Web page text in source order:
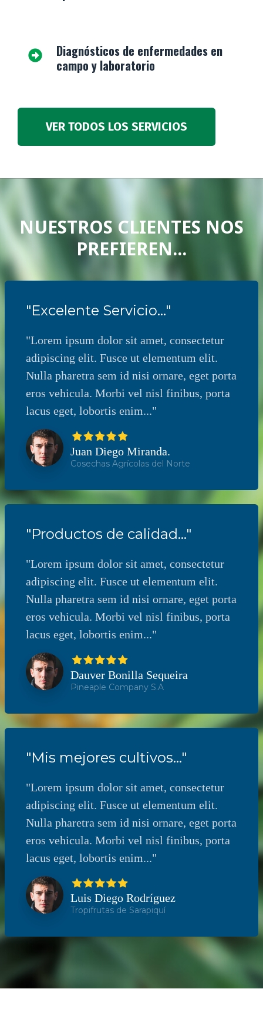
Diagnósticos de enfermedades en
campo y laboratorio
VER TODOS LOS SERVICIOS
NUESTROS CLIENTES NOS
PREFIEREN...
"Excelente Servicio..."
"Lorem ipsum dolor sit amet, consectetur
adipiscing elit. Fusce ut elementum elit.
Nulla pharetra sem id nisi ornare, eget porta
eros vehicula. Morbi vel nisl finibus, porta
lacus eget, lobortis enim..."
Juan Diego Miranda.
Cosechas Agrícolas del Norte
"Productos de calidad..."
"Lorem ipsum dolor sit amet, consectetur
adipiscing elit. Fusce ut elementum elit.
Nulla pharetra sem id nisi ornare, eget porta
eros vehicula. Morbi vel nisl finibus, porta
lacus eget, lobortis enim..."
Dauver Bonilla Sequeira
Pineaple Company S.A
"Mis mejores cultivos..."
"Lorem ipsum dolor sit amet, consectetur
adipiscing elit. Fusce ut elementum elit.
Nulla pharetra sem id nisi ornare, eget porta
eros vehicula. Morbi vel nisl finibus, porta
lacus eget, lobortis enim..."
Luis Diego Rodríguez
Tropifrutas de Sarapiquí